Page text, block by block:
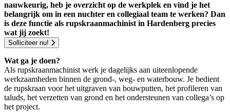
nauwkeurig, heb je overzicht op de werkplek en vind je het
belangrijk om in een nuchter en collegiaal team te werken? Dan
is deze functie als rupskraanmachinist in Hardenberg precies
wat jij zoekt!
Solliciteer nu!
Wat ga je doen?
Als rupskraanmachinist werk je dagelijks aan uiteenlopende
werkzaamheden binnen de grond-, weg- en waterbouw. Je bedient
de rupskraan voor het uitgraven van bouwputten, het profileren van
taluds, het verzetten van grond en het ondersteunen van collega’s op
het project.